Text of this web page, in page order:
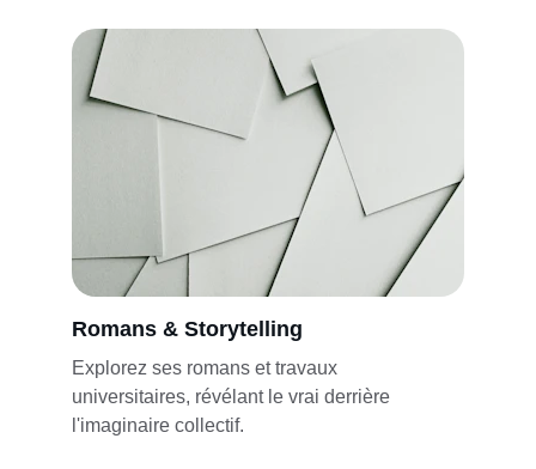
Romans & Storytelling
Explorez ses romans et travaux
universitaires, révélant le vrai derrière
l'imaginaire collectif.